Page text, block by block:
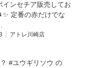
インセチア販売してお
定番の赤だけでな
アトレ川崎店
#ユウギリソウ の